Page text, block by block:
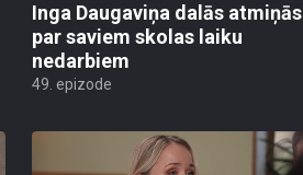
Inga Daugaviņa dalās atmiņās
par saviem skolas laiku
nedarbiem
49. epizode